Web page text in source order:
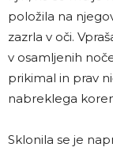
položila na
zazrla v oči.
v osamljenih
prikimal in prav
nabreklega
Sklonila se je